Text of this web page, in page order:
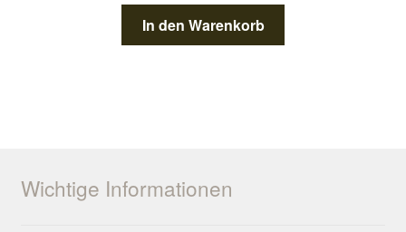
In den Warenkorb
Wichtige Informationen